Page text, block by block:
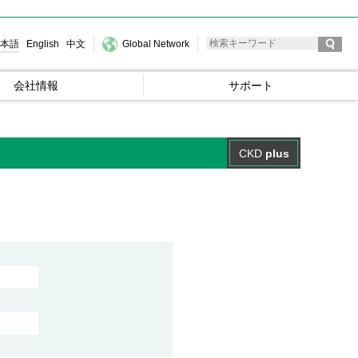
語 English 中文 Global Network
会社情報 サポート
CKD plus